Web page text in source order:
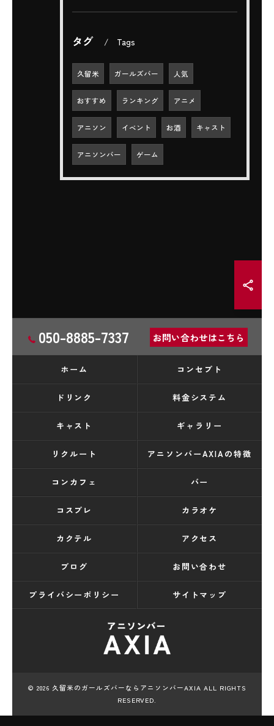
タグ Tags
久留米 ガールズバー 人気
おすすめ ランキング アニメ
アニソン イベント お酒 キャスト
アニソンバー ゲーム
050-8885-7337 お問い合わせはこちら
ホーム コンセプト
ドリンク 料金システム
キャスト ギャラリー
リクルート アニソンバーAXIAの特徴
コンカフェ バー
コスプレ カラオケ
カクテル アクセス
ブログ お問い合わせ
プライバシーポリシー サイトマップ
© 2026 久留米のガールズバーならアニソンバーAXIA ALL RIGHTS
RESERVED.